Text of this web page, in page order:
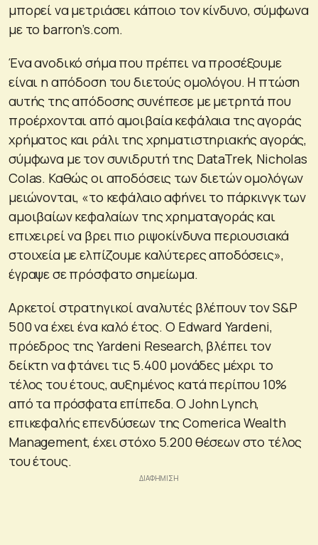
μπορεί να μετριάσει κάποιο τον κίνδυνο, σύμφωνα
με το barron’s.com.
Ένα ανοδικό σήμα που πρέπει να προσέξουμε
είναι η απόδοση του διετούς ομολόγου. Η πτώση
αυτής της απόδοσης συνέπεσε με μετρητά που
προέρχονται από αμοιβαία κεφάλαια της αγοράς
χρήματος και ράλι της χρηματιστηριακής αγοράς,
σύμφωνα με τον συνιδρυτή της DataTrek, Nicholas
Colas. Καθώς οι αποδόσεις των διετών ομολόγων
μειώνονται, «το κεφάλαιο αφήνει το πάρκινγκ των
αμοιβαίων κεφαλαίων της χρηματαγοράς και
επιχειρεί να βρει πιο ριψοκίνδυνα περιουσιακά
στοιχεία με ελπίζουμε καλύτερες αποδόσεις»,
έγραψε σε πρόσφατο σημείωμα.
Αρκετοί στρατηγικοί αναλυτές βλέπουν τον S&P
500 να έχει ένα καλό έτος. Ο Edward Yardeni,
πρόεδρος της Yardeni Research, βλέπει τον
δείκτη να φτάνει τις 5.400 μονάδες μέχρι το
τέλος του έτους, αυξημένος κατά περίπου 10%
από τα πρόσφατα επίπεδα. Ο John Lynch,
επικεφαλής επενδύσεων της Comerica Wealth
Management, έχει στόχο 5.200 θέσεων στο τέλος
του έτους.